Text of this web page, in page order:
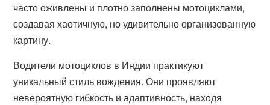
часто оживлены и плотно заполнены мотоциклами,
создавая хаотичную, но удивительно организованную
картину.
Водители мотоциклов в Индии практикуют
уникальный стиль вождения. Они проявляют
невероятную гибкость и адаптивность, находя